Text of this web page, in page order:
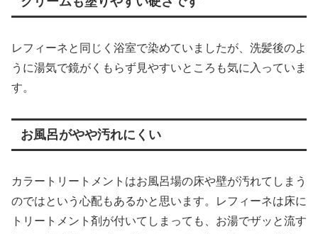
レフィーネと同じく浴室で染めていましたが、洗髪後のよ
うに湯気で鏡がくもらず見やすいところも気に入っていま
す。
お風呂がやや汚れにくい
カラートリートメントはお風呂場の床や壁が汚れてしまう
のではという心配もあるかと思います。レフィーネは床に
トリートメント剤が付いてしまっても、お湯でザッと流す